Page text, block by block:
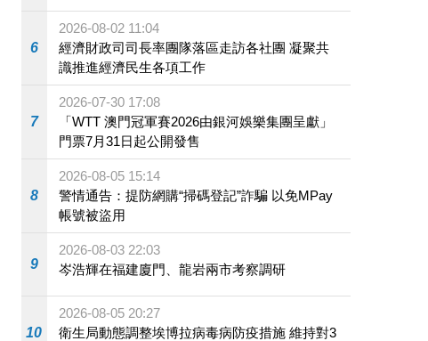
6
2026-08-02 11:04
經濟財政司司長率團隊落區走訪各社團 凝聚共
識推進經濟民生各項工作
7
2026-07-30 17:08
「WTT 澳門冠軍賽2026由銀河娛樂集團呈獻」
門票7月31日起公開發售
8
2026-08-05 15:14
警情通告：提防網購“掃碼登記”詐騙 以免MPay
帳號被盜用
9
2026-08-03 22:03
岑浩輝在福建廈門、龍岩兩市考察調研
10
2026-08-05 20:27
衛生局動態調整埃博拉病毒病防疫措施 維持對3